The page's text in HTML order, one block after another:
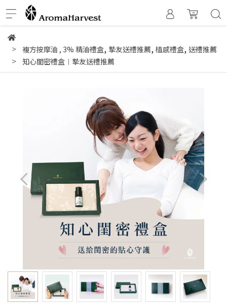
複方按摩油 , 3% 精油禮盒, 摯友送禮推薦, 植感禮盒, 送禮推薦
知心閨密禮盒︱摯友送禮推薦